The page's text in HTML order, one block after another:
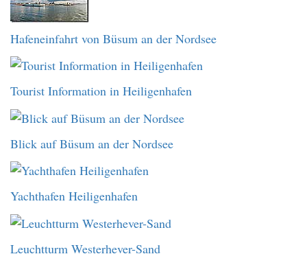
Hafeneinfahrt von Büsum an der Nordsee
Tourist Information in Heiligenhafen
Blick auf Büsum an der Nordsee
Yachthafen Heiligenhafen
Leuchtturm Westerhever-Sand